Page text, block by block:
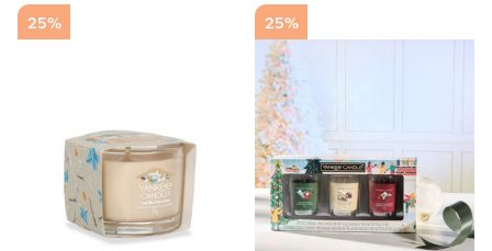
25% 25%